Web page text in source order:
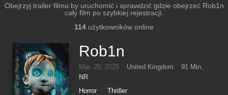
Obejrzyj trailer filmu by uruchomić i sprawdzić gdzie obejrzeć Rob1n
cały film po szybkiej rejestracji.
114 użytkowników online
Rob1n
Mar. 20, 2025 United Kingdom
91 Min.
NR
Horror
Thriller